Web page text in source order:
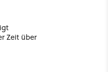
Zeit über